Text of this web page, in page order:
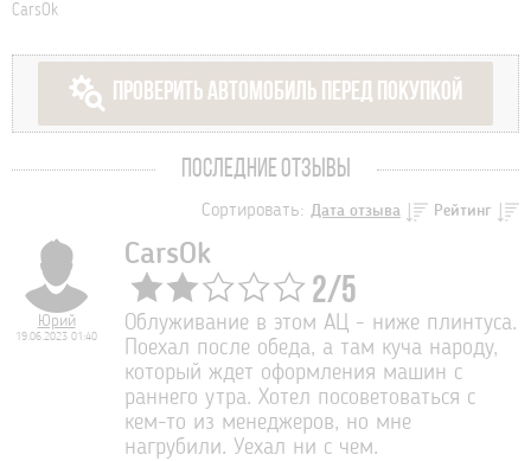
CarsOk
ПРОВЕРИТЬ АВТОМОБИЛЬ ПЕРЕД ПОКУПКОЙ
ПОСЛЕДНИЕ ОТЗЫВЫ
Сортировать: Дата отзыва Рейтинг
Юрий
19.06.2023 01:40
CarsOk
2/5
Облуживание в этом АЦ - ниже плинтуса.
Поехал после обеда, а там куча народу,
который ждет оформления машин с
раннего утра. Хотел посоветоваться с
кем-то из менеджеров, но мне
нагрубили. Уехал ни с чем.